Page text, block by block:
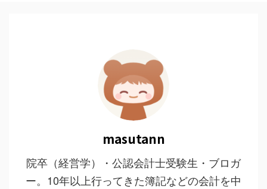
masutann
院卒（経営学）・公認会計士受験生・ブロガ
ー。10年以上行ってきた簿記などの会計を中